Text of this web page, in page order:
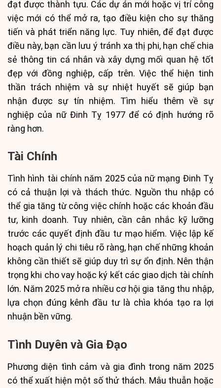
đạt được thành tựu. Các dự án mới hoặc vị trí công
việc mới có thể mở ra, tạo điều kiện cho sự thăng
tiến và phát triển năng lực. Tuy nhiên, để đạt được
điều này, bạn cần lưu ý tránh xa thị phi, hạn chế chia
sẻ thông tin cá nhân và xây dựng mối quan hệ tốt
đẹp với đồng nghiệp, cấp trên. Việc thể hiện tinh
thần trách nhiệm và sự nhiệt huyết sẽ giúp bạn
nhận được sự tín nhiệm. Tìm hiểu thêm về sự
nghiệp của nữ Đinh Tỵ 1977 để có định hướng rõ
ràng hơn.
Tài Chính
Tình hình tài chính năm 2025 của nữ mạng Đinh Tỵ
có cả thuận lợi và thách thức. Nguồn thu nhập có
thể gia tăng từ công việc chính hoặc các khoản đầu
tư, kinh doanh. Tuy nhiên, cần cân nhắc kỹ lưỡng
trước các quyết định đầu tư mạo hiểm. Việc lập kế
hoạch quản lý chi tiêu rõ ràng, hạn chế những khoản
không cần thiết sẽ giúp duy trì sự ổn định. Nên thận
trọng khi cho vay hoặc ký kết các giao dịch tài chính
lớn. Năm 2025 mở ra nhiều cơ hội gia tăng thu nhập,
lựa chọn đúng kênh đầu tư là chìa khóa tạo ra lợi
nhuận bền vững.
Tình Duyên và Gia Đạo
Phương diện tình cảm và gia đình trong năm 2025
có thể xuất hiện một số thử thách. Mâu thuẫn hoặc